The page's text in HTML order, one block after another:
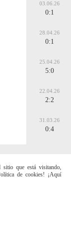
03.06.26
0:1
28.04.26
0:1
25.04.26
5:0
22.04.26
2:2
31.03.26
0:4
que está visitando,
de cookies! ¡Aquí